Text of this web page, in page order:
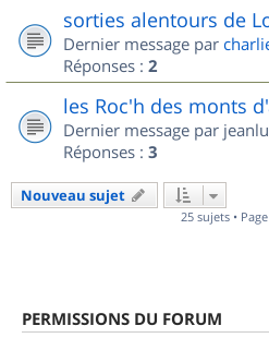
sorties alentours de
Dernier message par
Réponses : 2
les Roc'h des monts
Dernier message par
Réponses : 3
Nouveau sujet
25 sujets • Page
PERMISSIONS DU FORUM